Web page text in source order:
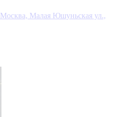
Москва, Малая Юшуньская ул.,